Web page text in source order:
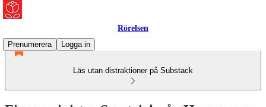
Rörelsen
Prenumerera
Logga in
Läs utan distraktioner på Substack